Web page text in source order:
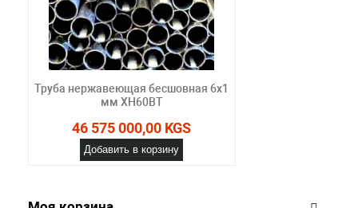
Труба нержавеющая бесшовная 6х1
мм ХН60ВТ
46 575 000,00 KGS
Добавить в корзину